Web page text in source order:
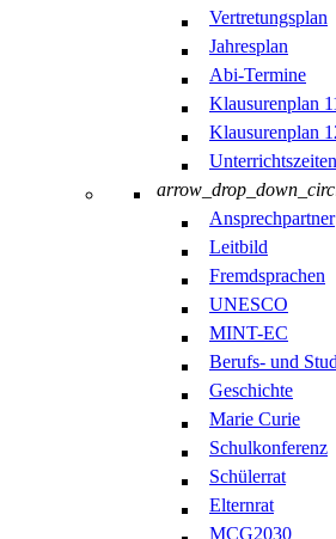
Vertretungsplan
Jahresplan
Abi-Termine
Klausurenplan
Klausurenplan
Unterrichtszeiten
Ansprechpartner
Leitbild
Fremdsprachen
UNESCO
MINT-EC
Berufs- und
Geschichte
Marie Curie
Schulkonferenz
Schülerrat
Elternrat
MCG2030